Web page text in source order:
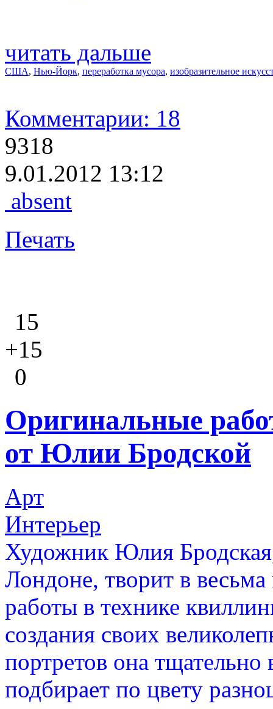
читать дальше
США, Нью-Йорк, переработка мусора, изобразительное
Комментарии: 18
9318
9.01.2012 13:12
absent
Печать
15
+15
0
Оригинальные
от Юлии Бродской
Арт
Интерьер
Художник Юлия
Лондоне, творит в весьма
работы в технике
создания своих
портретов она тщательно
подбирает по цвету